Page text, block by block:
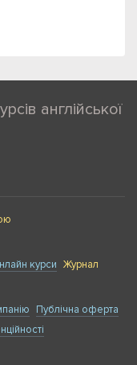
англійської
курси Журнал
Публічна оферта